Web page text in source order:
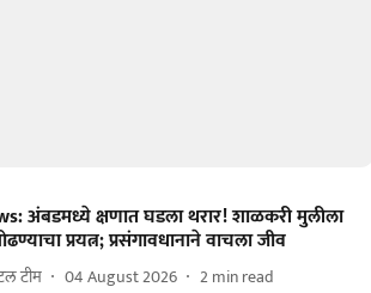
अंबडमध्ये क्षणात घडला थरार! शाळकरी मुलीला
प्रयत्न; प्रसंगावधानाने वाचला जीव
टीम 04 August 2026 2min read